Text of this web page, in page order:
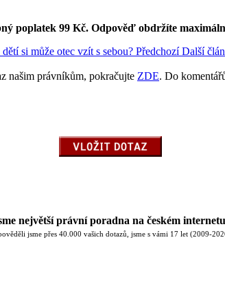
poplatek 99 Kč. Odpověď obdržíte
si může otec vzít s sebou? Předchozí Další
našim právníkům, pokračujte ZDE. Do
největší právní poradna na českém
jsme přes 40.000 vašich dotazů, jsme s vámi 17 let (2009-